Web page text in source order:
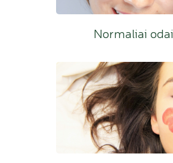
Normaliai odai